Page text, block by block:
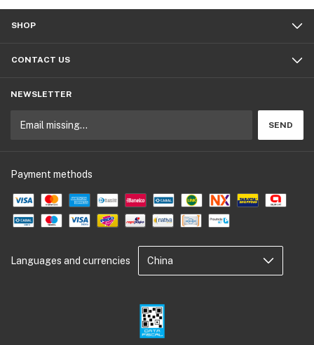
SHOP
CONTACT US
NEWSLETTER
Payment methods
Languages and currencies